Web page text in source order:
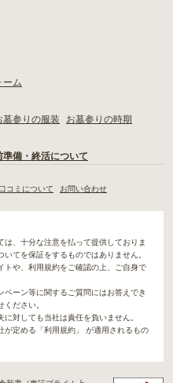
ーム
墓参りの服装
お墓参りの時期
準備・終活について
口コミについて お問い合わせ
、十分な注意を払って提供しておりま
てを保証をするものではありません。
トや、利用規約をご確認の上、ご自身で
ーン等に関するご質問にはお答えでき
ださい。
対しても当社は責任を負いません。
が定める「利用規約」 が適用されるもの